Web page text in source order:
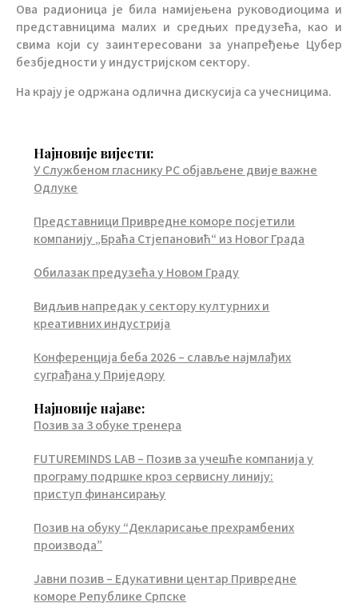
Ова радионица је била намијењена руководиоцима и
представницима малих и средњих предузећа, као и
свима који су заинтересовани за унапређење Цyбер
безбједности у индустријском сектору.
На крају је одржана одлична дискусија са учесницима.
Најновије вијести:
У Службеном гласнику РС објављене двије важне
Одлуке
Представници Привредне коморе посјетили
компанију „Браћа Стјепановић“ из Новог Града
Обилазак предузећа у Новом Граду
Видљив напредак у сектору културних и
креативних индустрија
Конференција беба 2026 – славље најмлађих
суграђана у Приједору
Најновије најаве:
Позив за 3 обуке тренера
FUTUREMINDS LAB – Позив за учешће компанија у
програму подршке кроз сервисну линију:
приступ финансирању
Позив на обуку “Декларисање прехрамбених
производа”
Јавни позив – Едукативни центар Привредне
коморе Републике Српске